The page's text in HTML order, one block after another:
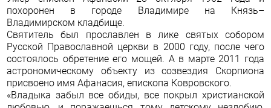
похоронен в городе Владимире на Князь–
Владимирском кладбище.
Святитель был прославлен в лике святых собором
Русской Православной церкви в 2000 году, после чего
состоялось обретение его мощей. А в марте 2011 года
астрономическому объекту из созвездия Скорпиона
присвоено имя Афанасия, епископа Ковровского.
«Владыка забыл все обиды, все покрыл христианской